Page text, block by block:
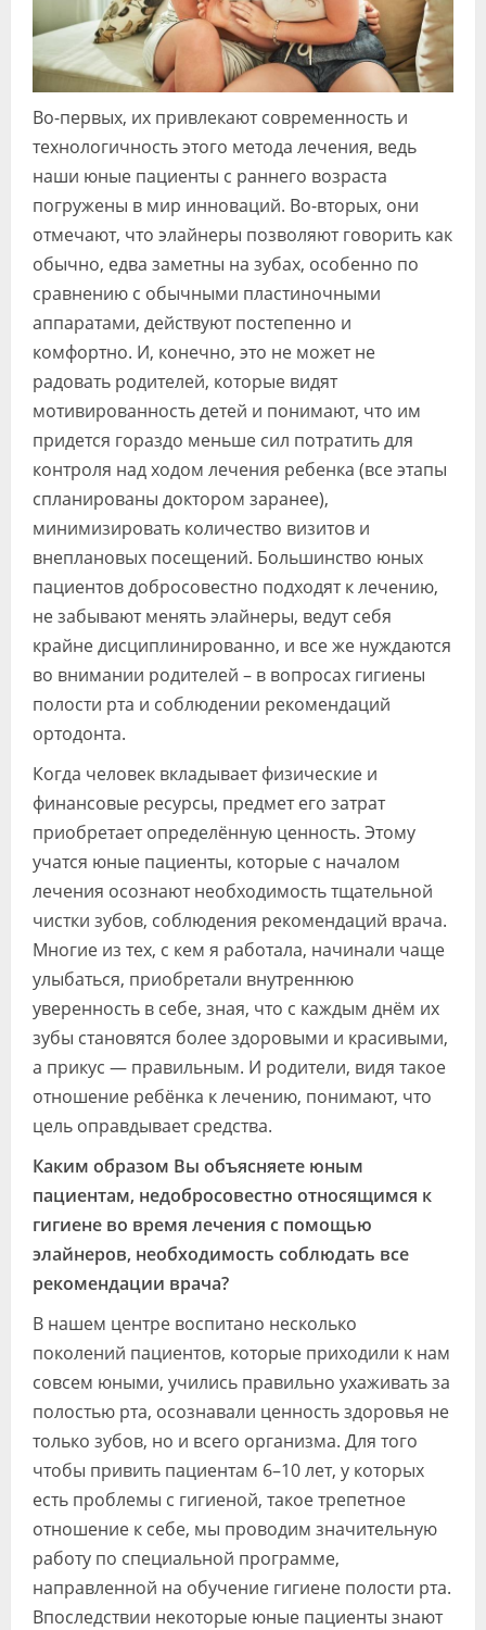
Во-первых, их привлекают современность и
технологичность этого метода лечения, ведь
наши юные пациенты с раннего возраста
погружены в мир инноваций. Во-вторых, они
отмечают, что элайнеры позволяют говорить как
обычно, едва заметны на зубах, особенно по
сравнению с обычными пластиночными
аппаратами, действуют постепенно и
комфортно. И, конечно, это не может не
радовать родителей, которые видят
мотивированность детей и понимают, что им
придется гораздо меньше сил потратить для
контроля над ходом лечения ребенка (все этапы
спланированы доктором заранее),
минимизировать количество визитов и
внеплановых посещений. Большинство юных
пациентов добросовестно подходят к лечению,
не забывают менять элайнеры, ведут себя
крайне дисциплинированно, и все же нуждаются
во внимании родителей – в вопросах гигиены
полости рта и соблюдении рекомендаций
ортодонта.
Когда человек вкладывает физические и
финансовые ресурсы, предмет его затрат
приобретает определённую ценность. Этому
учатся юные пациенты, которые с началом
лечения осознают необходимость тщательной
чистки зубов, соблюдения рекомендаций врача.
Многие из тех, с кем я работала, начинали чаще
улыбаться, приобретали внутреннюю
уверенность в себе, зная, что с каждым днём их
зубы становятся более здоровыми и красивыми,
а прикус — правильным. И родители, видя такое
отношение ребёнка к лечению, понимают, что
цель оправдывает средства.
Каким образом Вы объясняете юным
пациентам, недобросовестно относящимся к
гигиене во время лечения с помощью
элайнеров, необходимость соблюдать все
рекомендации врача?
В нашем центре воспитано несколько
поколений пациентов, которые приходили к нам
совсем юными, учились правильно ухаживать за
полостью рта, осознавали ценность здоровья не
только зубов, но и всего организма. Для того
чтобы привить пациентам 6–10 лет, у которых
есть проблемы с гигиеной, такое трепетное
отношение к себе, мы проводим значительную
работу по специальной программе,
направленной на обучение гигиене полости рта.
Впоследствии некоторые юные пациенты знают